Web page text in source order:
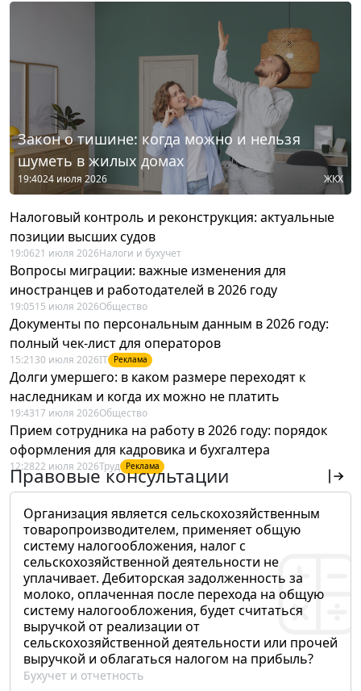
Закон о тишине: когда можно и нельзя
шуметь в жилых домах
19:4024 июля 2026 ЖКХ
Налоговый контроль и реконструкция: актуальные
позиции высших судов
19:0621 июля 2026Налоги и бухучет
Вопросы миграции: важные изменения для
иностранцев и работодателей в 2026 году
19:0515 июля 2026Общество
Документы по персональным данным в 2026 году:
полный чек-лист для операторов
15:21 30 июля 2026IT Реклама
Долги умершего: в каком размере переходят к
наследникам и когда их можно не платить
19:4317 июля 2026Общество
Прием сотрудника на работу в 2026 году: порядок
оформления для кадровика и бухгалтера
12:2822 июля 2026Труд Реклама
Правовые консультации
Организация является сельскохозяйственным
товаропроизводителем, применяет общую
систему налогообложения, налог с
сельскохозяйственной деятельности не
уплачивает. Дебиторская задолженность за
молоко, оплаченная после перехода на общую
систему налогообложения, будет считаться
выручкой от реализации от
сельскохозяйственной деятельности или прочей
выручкой и облагаться налогом на прибыль?
Бухучет и отчетность